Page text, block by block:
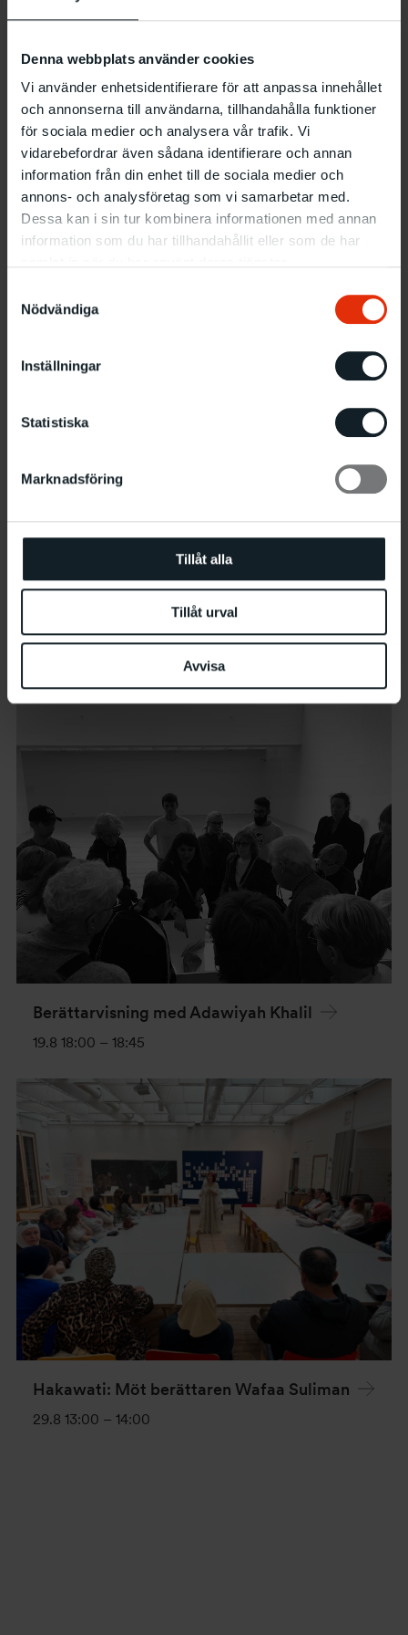
Denna webbplats använder cookies
Vi använder enhetsidentifierare för att anpassa innehållet
och annonserna till användarna, tillhandahålla funktioner
för sociala medier och analysera vår trafik. Vi
vidarebefordrar även sådana identifierare och annan
information från din enhet till de sociala medier och
annons- och analysföretag som vi samarbetar med.
Dessa kan i sin tur kombinera informationen med annan
information som du har tillhandahållit eller som de har
Nödvändiga
Inställningar
Statistiska
Marknadsföring
Tillåt alla
Tillåt urval
Avvisa
Malmö Konsthall U är en mötesplats för dig mellan 13-25
år. Ingen föranmälan behövs, det är gratis och finns
obegränsat med fika!
Information
Vad: Workshop
När: Onsdag 8.4 klockan 16–19
Var
: Verkstan
Fri entré, ingen anmälan krävs
Relaterade evenemang
Familjeworkshop
Berättarvisning med Adawiyah Khalil
19.8 18:00 – 18:45
Hakawati: Möt berättaren Wafaa Suliman
29.8 13:00 – 14:00